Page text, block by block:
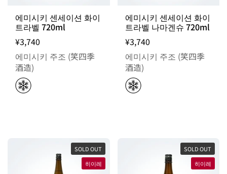
에미시키 센세이션 화이
트라벨 720ml
¥3,740
에미시키 주조 (笑四季
酒造)
에미시키 센세이션 화이
트라벨 나마겐슈 720ml
¥3,740
에미시키 주조 (笑四季
酒造)
SOLD OUT
히이레
SOLD OUT
히이레